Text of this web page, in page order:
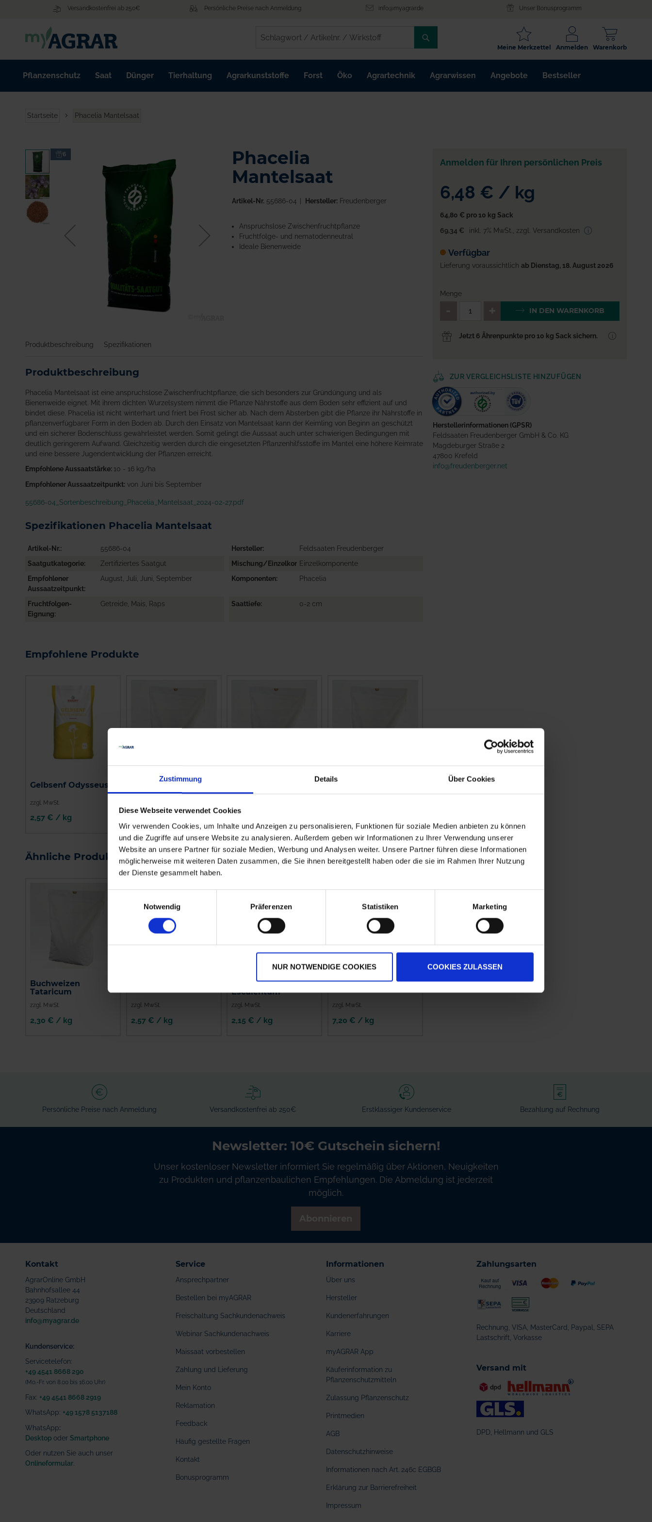
Zustimmung Details Über Cookies
Diese Webseite verwendet Cookies
Wir verwenden Cookies, um Inhalte und Anzeigen zu personalisieren, Funktionen für soziale Medien anbieten zu können
und die Zugriffe auf unsere Website zu analysieren. Außerdem geben wir Informationen zu Ihrer Verwendung unserer
Website an unsere Partner für soziale Medien, Werbung und Analysen weiter. Unsere Partner führen diese Informationen
möglicherweise mit weiteren Daten zusammen, die Sie ihnen bereitgestellt haben oder die sie im Rahmen Ihrer Nutzung
der Dienste gesammelt haben.
Notwendig
Präferenzen Statistiken Marketing
NUR NOTWENDIGE COOKIES COOKIES ZULASSEN
Versandkostenfrei ab 250€ Persönliche Preise nach Anmeldung info@myagrar.de Unser Bonusprogramm
/
ARTIKELNR.
/
Warenkorb
Anmelden
Meine Merkzettel
Pflanzenschutz Saat Dünger Tierhaltung Agrarkunststoffe Forst Öko Agrartechnik Agrarwissen Angebote Bestseller
Startseite Phacelia Mantelsaat
Zum
der
Bildgalerie
springen
6
der
springen
Phacelia
Mantelsaat
Artikel-Nr. 55686-04 Hersteller:Freudenberger
Anspruchslose Zwischenfruchtpflanze
Fruchtfolge- und nematodenneutral
Ideale Bienenweide
Produktbeschreibung Spezifikationen
Produktbeschreibung
Phacelia Mantelsaat ist eine anspruchslose Zwischenfruchtpflanze, die sich besonders zur Gründüngung und als
Bienenweide eignet. Mit ihrem dichten Wurzelsystem nimmt die Pflanze Nährstoffe aus dem Boden sehr effizient auf und
bindet diese. Phacelia ist nicht winterhart und friert bei Frost sicher ab. Nach dem Absterben gibt die Pflanze ihr Nährstoffe in
pflanzenverfügbarer Form in den Boden ab. Durch den Einsatz von Mantelsaat kann der Keimling von Beginn an geschützt
und ein sicherer Bodenschluss gewährleistet werden. Somit gelingt die Aussaat auch unter schwierigen Bedingungen mit
deutlich geringerem Aufwand. Gleichzeitig werden durch die eingesetzten Pflanzenhilfsstoffe im Mantel eine höhere Keimrate
und eine bessere Jugendentwicklung der Pflanzen erreicht.
Empfohlene Aussaatstärke: 10 - 16 kg/ha
Empfohlener Aussaatzeitpunkt: von Juni bis September
55686-04_Sortenbeschreibung_Phacelia_Mantelsaat_2024-02-27.pdf
Spezifikationen Phacelia Mantelsaat
Artikel-Nr. 55686-04 Hersteller
Feldsaaten Freudenberger
Saatgutkategorie
Zertifiziertes Saatgut Mischung/EinzelkomponenteEinzelkomponente
Empfohlener
Aussaatzeitpunkt
August, Juli, Juni, September Komponenten Phacelia
Fruchtfolgen-
Eignung
Getreide, Mais, Raps Saattiefe 0-2 cm
Empfohlene Produkte
Gelbsenf Odysseus
zzgl. MwSt.
2,57 € / kg
Buchweizen
IN DEN
WARENKORB
IN DEN
WARENKORB
Alexandrinerklee
IN DEN
WARENKORB
Ähnliche Produkte
Buchweizen
Tataricum
zzgl. MwSt.
2,30 € / kg
zzgl. MwSt.
2,57 € / kg
Buchweizen
Esculentum
zzgl. MwSt.
2,15 € / kg
zzgl. MwSt.
7,20 € / kg
Anmelden für Ihren persönlichen Preis
6,48 € / kg
64,80 € pro 10 kg Sack
69,34 €
inkl. 7% MwSt. zzgl. Versandkosten
Verfügbar
Lieferung voraussichtlich ab Dienstag, 18. August 2026
Menge
QTY_CONTROL_DECREASE
IN DEN WARENKORB
Jetzt 6 Ährenpunkte pro 10 kg Sack sichern.
ZUR VERGLEICHSLISTE HINZUFÜGEN
Herstellerinformationen (GPSR)
Feldsaaten Freudenberger GmbH & Co. KG
Magdeburger Straße 2
47800 Krefeld
info@freudenberger.net
Persönliche Preise nach Anmeldung Versandkostenfrei ab 250€ Erstklassiger Kundenservice Bezahlung auf Rechnung
Newsletter: 10€ Gutschein sichern!
Unser kostenloser Newsletter informiert Sie regelmäßig über Aktionen, Neuigkeiten
zu Produkten und pflanzenbaulichen Empfehlungen. Die Abmeldung ist jederzeit
möglich.
Kontakt
AgrarOnline GmbH
Bahnhofsallee 44
23909 Ratzeburg
Deutschland
info@myagrar.de
Kundenservice:
Servicetelefon:
+49 4541 8668 290
(Mo.-Fr. von 8.00 bis 16.00 Uhr)
Fax: +49 4541 8668 2919
WhatsApp: +49 1578 5137188
WhatsApp:
Desktop oder Smartphone
Oder nutzen Sie auch unser
Onlineformular
Service
Ansprechpartner
Bestellen bei myAGRAR
Freischaltung Sachkundenachweis
Webinar Sachkundenachweis
Maissaat vorbestellen
Zahlung und Lieferung
Mein Konto
Reklamation
Feedback
Häufig gestellte Fragen
Kontakt
Bonusprogramm
Informationen
Über uns
Hersteller
Kundenerfahrungen
Karriere
myAGRAR App
Käuferinformation zu
Pflanzenschutzmitteln
Zulassung Pflanzenschutz
Printmedien
AGB
Datenschutzhinweise
Informationen nach Art. 246c EGBGB
Erklärung zur Barrierefreiheit
Impressum
Zahlungsarten
Rechnung, VISA, MasterCard, Paypal, SEPA
Lastschrift, Vorkasse
Versand mit
DPD, Hellmann und GLS